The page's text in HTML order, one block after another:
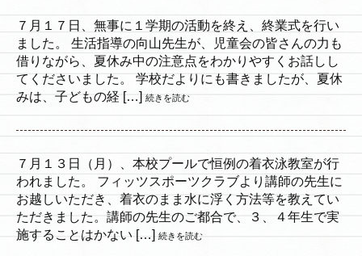
７月１７日、無事に１学期の活動を終え、終業式を行い
ました。 生活指導の向山先生が、児童会の皆さんの力も
借りながら、夏休み中の注意点をわかりやすくお話しし
てくださいました。 学校だよりにも書きましたが、夏休
みは、子どもの経 […] 続きを読む
７月１３日（月）、本校プールで恒例の着衣泳教室が行
われました。 フィッツスポーツクラブより講師の先生に
お越しいただき、着衣のまま水に浮く方法等を教えてい
ただきました。講師の先生のご都合で、３、４年生で実
施することはかない […] 続きを読む